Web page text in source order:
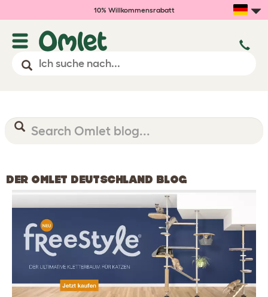
10% Willkommensrabatt
DER OMLET DEUTSCHLAND BLOG